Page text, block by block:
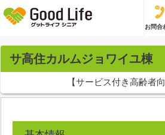
お問合
サ高住カルムジョワイユ棟
【サービス付き高齢者